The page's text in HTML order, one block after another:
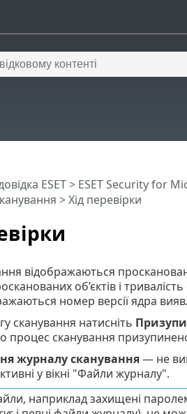
ESET> ESET Security for
> Хід перевірки
відображаються
об’єктів і
номер версії ядра
сканування натисніть
процес сканування
журналу сканування— не
у вікні "Файли журналу".
наприклад захищені